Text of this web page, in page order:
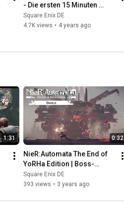
- Die ersten 15 Minuten
Gameplay
Square Enix DE
4.7K views • 4 years ago
1:31 0:32
NieR:Automata The End of
YoRHa Edition | Boss-
Übersicht - Engels
Square Enix DE
393 views • 3 years ago